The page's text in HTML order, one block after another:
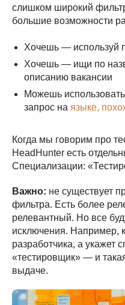
слишком широкий
большие возможности
Хочешь — используй
Хочешь — ищи по
описанию вакансии
Можешь
запрос на языке,
Когда мы говорим про
HeadHunter есть
Специализации:
Важно: не существует
фильтра. Есть более
релевантный. Но все
исключения. Например,
разработчика, а укажет
«тестировщик» — и
выдаче.